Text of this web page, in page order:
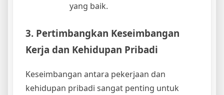
yang baik.
3. Pertimbangkan Keseimbangan
Kerja dan Kehidupan Pribadi
Keseimbangan antara pekerjaan dan
kehidupan pribadi sangat penting untuk